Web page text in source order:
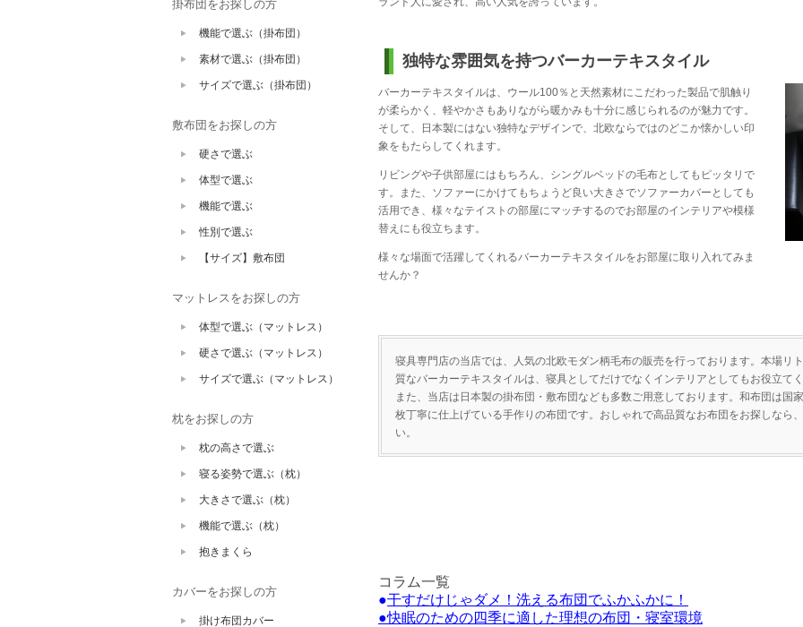
独特な雰囲気を持つバーカーテキスタイル
バーカーテキスタイルは、ウール100％と天然素材にこだわった製品で肌触り
が柔らかく、軽やかさもありながら暖かみも十分に感じられるのが魅力です。
そして、
日本製にはない独特なデザインで、北欧ならではのどこか懐かしい印
象をもたらしてくれます。
リビングや子供部屋にはもちろん、シングルベッドの毛布としてもピッタリで
す。また、ソファーにかけてもちょうど良い大きさでソファーカバーとしても
活用でき、様々なテイストの部屋にマッチするのでお部屋のインテリアや模様
替えにも役立ちます。
様々な場面で活躍してくれるバーカーテキスタイルをお部屋に取り入れてみま
せんか？
寝具専門店の当店では、人気の北欧モダン柄毛布の販売を行っております。本場リ
質なバーカーテキスタイルは、寝具としてだけでなくインテリアとしてもお役立てく
また、当店は日本製の掛布団 ・ 敷布団 なども多数ご用意しております。和布団は国
枚丁寧に仕上げている手作り の布団です。おしゃれで高品質なお布団をお探しなら
い。
コラム一覧
●干すだけじゃダメ！洗える布団でふかふかに！
●快眠のための四季に適した理想の布団・寝室環境
掛布団をお探しの方
機能で選ぶ（掛布団）
素材で選ぶ（掛布団）
サイズで選ぶ（掛布団）
敷布団をお探しの方
硬さで選ぶ
体型で選ぶ
機能で選ぶ
性別で選ぶ
【サイズ】敷布団
マットレスをお探しの方
体型で選ぶ（マットレス）
硬さで選ぶ（マットレス）
サイズで選ぶ（マットレス）
枕をお探しの方
枕の高さで選ぶ
寝る姿勢で選ぶ（枕）
大きさで選ぶ（枕）
機能で選ぶ（枕）
抱きまくら
カバーをお探しの方
掛け布団カバー